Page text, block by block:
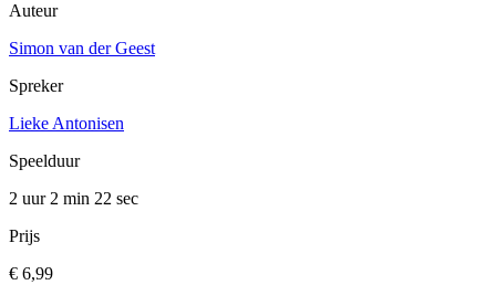
Auteur
Simon van der Geest
Spreker
Lieke Antonisen
Speelduur
2 uur 2 min 22 sec
Prijs
€ 6,99